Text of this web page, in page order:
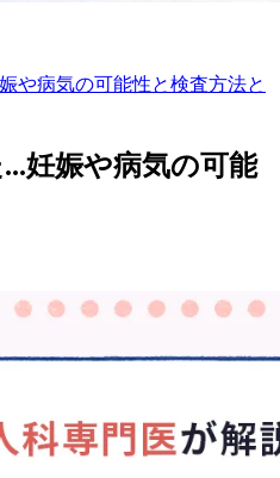
や病気の可能性と検査方法と
妊娠や​病気の​可能